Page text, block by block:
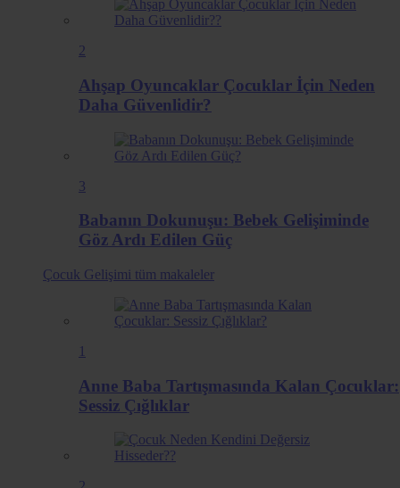
2
Ahşap Oyuncaklar Çocuklar İçin Neden
Daha Güvenlidir?
3
Babanın Dokunuşu: Bebek Gelişiminde
Göz Ardı Edilen Güç
Çocuk Gelişimi tüm makaleler
1
Anne Baba Tartışmasında Kalan Çocuklar:
Sessiz Çığlıklar